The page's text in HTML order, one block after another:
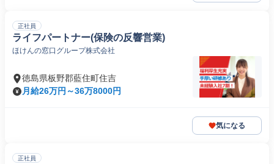
正社員
ライフパートナー(保険の反響営業)
ほけんの窓口グループ株式会社
徳島県板野郡藍住町住吉
月給26万円～36万8000円
気になる
正社員